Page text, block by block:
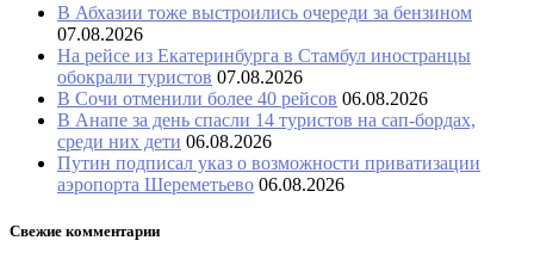
В Абхазии тоже выстроились очереди за бензином
07.08.2026
На рейсе из Екатеринбурга в Стамбул иностранцы
обокрали туристов 07.08.2026
В Сочи отменили более 40 рейсов 06.08.2026
В Анапе за день спасли 14 туристов на сап-бордах,
среди них дети 06.08.2026
Путин подписал указ о возможности приватизации
аэропорта Шереметьево 06.08.2026
Свежие комментарии